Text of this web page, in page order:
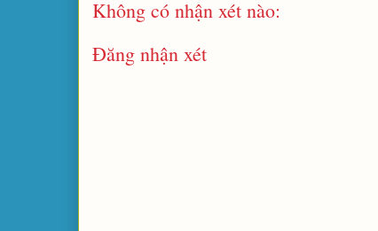
Không có nhận xét nào:
Đăng nhận xét